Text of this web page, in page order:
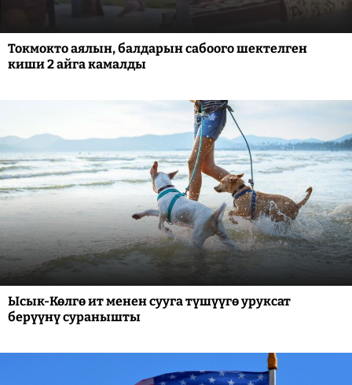
Токмокто аялын, балдарын сабоого шектелген
киши 2 айга камалды
Ысык-Көлгө ит менен сууга түшүүгө уруксат
берүүнү суранышты